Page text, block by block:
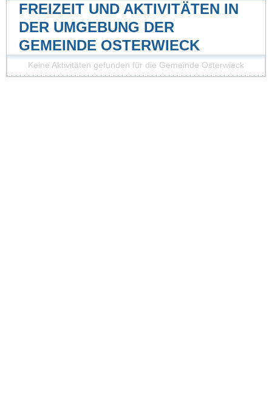
FREIZEIT UND AKTIVITÄTEN IN
DER UMGEBUNG DER
GEMEINDE OSTERWIECK
Keine Aktivitäten gefunden für die Gemeinde Osterwieck